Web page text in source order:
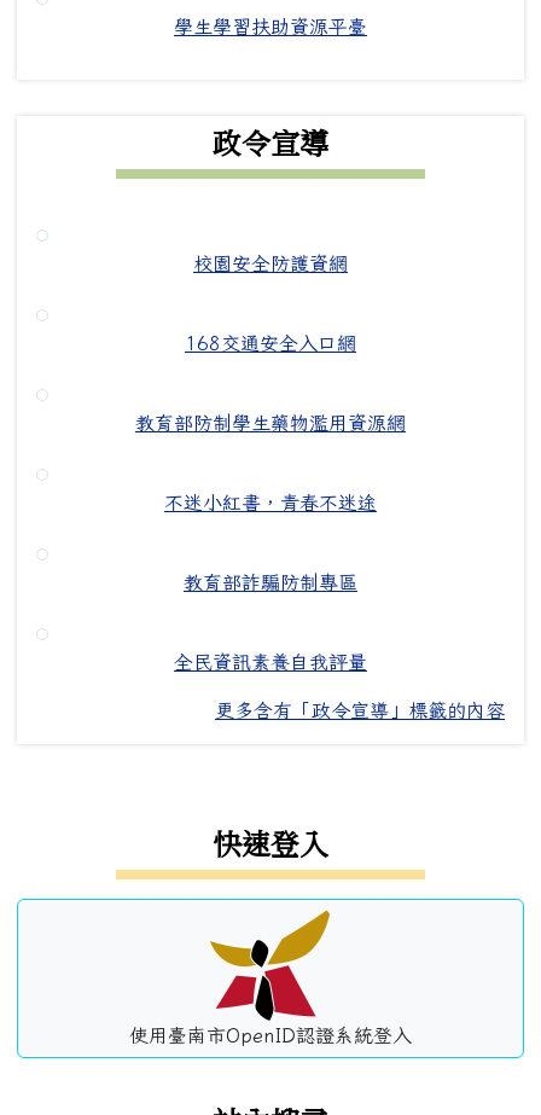
學生學習扶助資源平臺
政令宣導
校園安全防護資網
168交通安全入口網
教育部防制學生藥物濫用資源網
不迷小紅書，青春不迷途
教育部詐騙防制專區
全民資訊素養自我評量
更多含有「政令宣導」標籤的內容
快速登入
使用臺南市OpenID認證系統登入